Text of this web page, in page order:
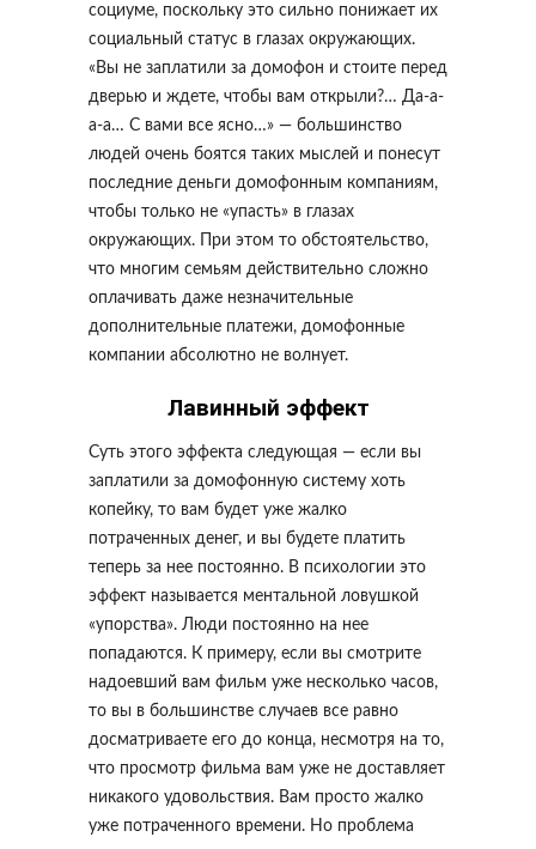
социуме, поскольку это сильно понижает их
социальный статус в глазах окружающих.
«Вы не заплатили за домофон и стоите перед
дверью и ждете, чтобы вам открыли?… Да-а-
а-а… С вами все ясно…» — большинство
людей очень боятся таких мыслей и понесут
последние деньги домофонным компаниям,
чтобы только не «упасть» в глазах
окружающих. При этом то обстоятельство,
что многим семьям действительно сложно
оплачивать даже незначительные
дополнительные платежи, домофонные
компании абсолютно не волнует.
Лавинный эффект
Суть этого эффекта следующая — если вы
заплатили за домофонную систему хоть
копейку, то вам будет уже жалко
потраченных денег, и вы будете платить
теперь за нее постоянно. В психологии это
эффект называется ментальной ловушкой
«упорства». Люди постоянно на нее
попадаются. К примеру, если вы смотрите
надоевший вам фильм уже несколько часов,
то вы в большинстве случаев все равно
досматриваете его до конца, несмотря на то,
что просмотр фильма вам уже не доставляет
никакого удовольствия. Вам просто жалко
уже потраченного времени. Но проблема